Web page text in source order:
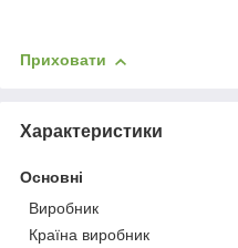
Приховати
Характеристики
Основні
Виробник
Країна виробник